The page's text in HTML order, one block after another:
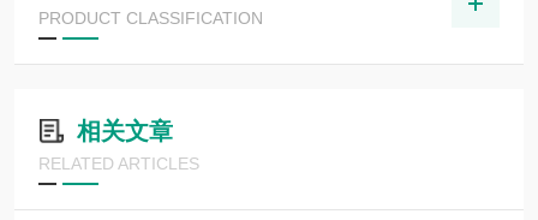
PRODUCT CLASSIFICATION
相关文章
RELATED ARTICLES